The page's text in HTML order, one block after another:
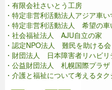
・有限会社さいとう工房
・特定非営利活動法人アジア車
・特定非営利活動法人 希望の車
・社会福祉法人 AJU自立の家
・認定NPO法人 難民を助ける会
・財団法人 日本障害者リハビ
・公益財団法人 札幌国際プラザ
・介護と福祉について考えるタク